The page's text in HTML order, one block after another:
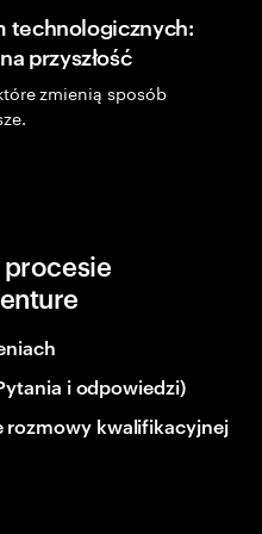
technologicznych:
przyszłość
zmienią sposób
i odpowiedzi)
rozmowy kwalifikacyjnej